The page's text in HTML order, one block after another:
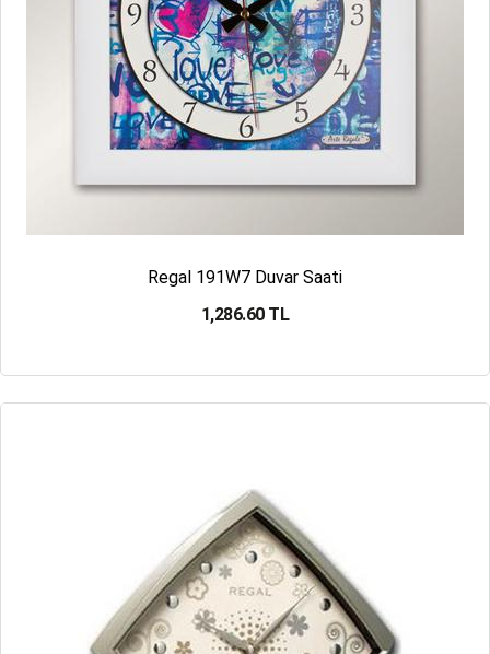
Regal 191W7 Duvar Saati
1,286.60 TL